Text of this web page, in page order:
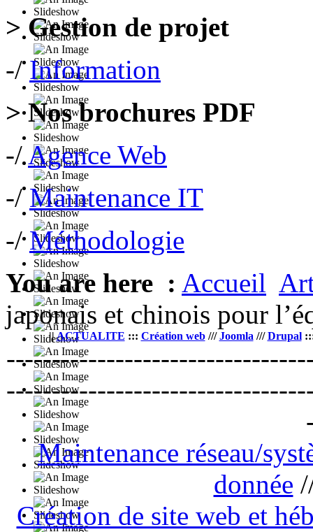
> Gestion de projet
-/Information
> Nos brochures PDF
-/Agence Web
-/Maintenance IT
-/Méthodologie
You are here : Accueil
japonais et chinois pour
||ACTUALITE ::: Création web///Joomla ///Drupal
Maintenance réseau/
donnée
Création de site web et